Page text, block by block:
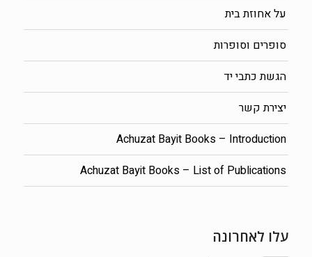
על אחוזת בית
סופרים וסופרות
הגשת כתבי יד
יצירת קשר
Achuzat Bayit Books – Introduction
Achuzat Bayit Books – List of Publications
עלו לאחרונה